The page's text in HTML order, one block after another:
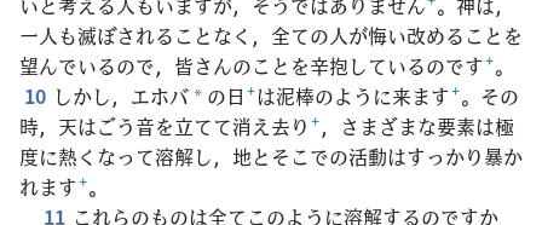
一人も滅ぼされることなく，全ての人が悔い改めることを
望んでいるので，皆さんのことを辛抱しているのです+。
10 しかし，エホバ * の日+は泥棒のように来ます+。その
時，天はごう音を立てて消え去り +，さまざまな要素は極
度に熱くなって溶解し，地とそこでの活動はすっかり暴か
れます+。
11 これらのものは全てこのように溶解するのですか